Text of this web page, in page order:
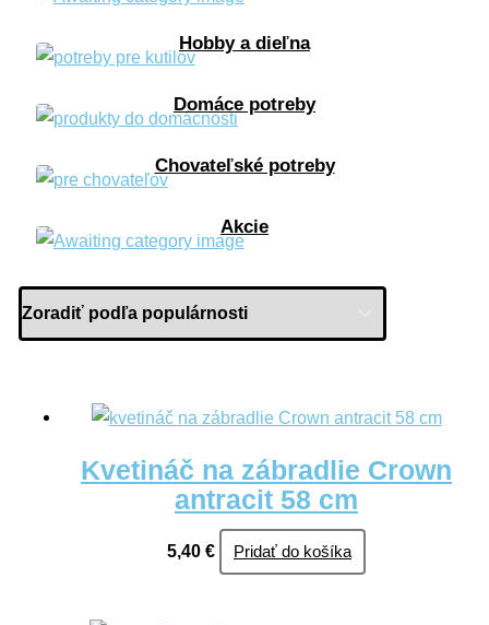
Hobby a dieľna
Domáce potreby
Chovateľské potreby
Akcie
Kvetináč na zábradlie Crown
antracit 58 cm
5,40 € Pridať do košíka